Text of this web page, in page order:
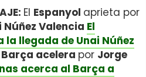
El Espanyol aprieta por
Núñez Valencia El
la llegada de Unai Núñez
Barça acelera por Jorge
acerca al Barça a